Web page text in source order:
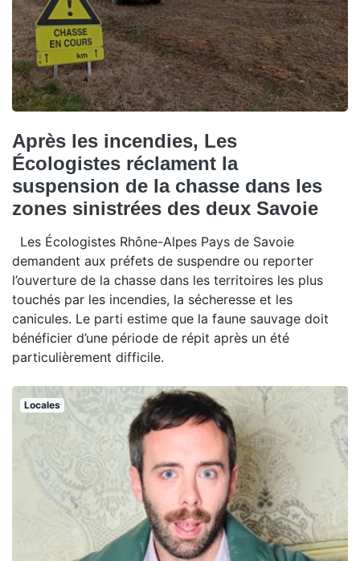
Après les incendies, Les
Écologistes réclament la
suspension de la chasse dans les
zones sinistrées des deux Savoie
Les Écologistes Rhône-Alpes Pays de Savoie
demandent aux préfets de suspendre ou reporter
l’ouverture de la chasse dans les territoires les plus
touchés par les incendies, la sécheresse et les
canicules. Le parti estime que la faune sauvage doit
bénéficier d’une période de répit après un été
particulièrement difficile.
Locales